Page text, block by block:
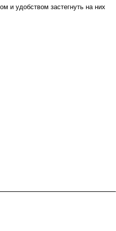
и удобством застегнуть на них